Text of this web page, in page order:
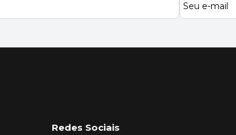
Redes Sociais